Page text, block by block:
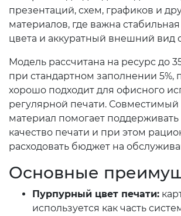
презентаций, схем, графиков и
материалов, где важна
цвета и аккуратный внешний вид
Модель рассчитана на ресурс до
при стандартном заполнении 5%,
хорошо подходит для офисного
регулярной печати.
материал помогает
качество печати и при этом
расходовать бюджет на
Основные
Пурпурный цвет печати:
используется как часть